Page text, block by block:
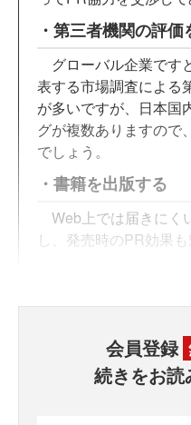
・第三者機関の評価
グローバル企業です
表する市場調査による
が多いですが、日本国
グが複数ありますので
でしょう。
・書籍を出版する
Web上では届きにく
し、発売時のPR効果も
会員登録
続きをお